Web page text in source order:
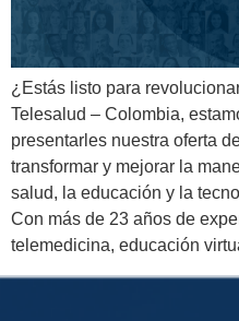
¿Estás listo para
Telesalud – Colombia,
presentarles nuestra oferta
transformar y mejorar la
salud, la educación y la
Con más de 23 años de
telemedicina, educación